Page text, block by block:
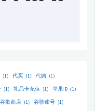
(1) 代买 (1) 代购 (1)
(1) 礼品卡充值 (1) 苹果ID (1)
谷歌商店 (1) 谷歌账号 (1)